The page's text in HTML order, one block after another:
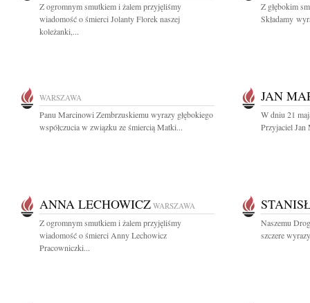
Z ogromnym smutkiem i żalem przyjęliśmy
wiadomość o śmierci Jolanty Florek naszej
koleżanki,...
Z głębokim
Składamy
WARSZAWA
Panu Marcinowi Zembrzuskiemu wyrazy głębokiego
współczucia w związku ze śmiercią Matki...
JAN
W dniu 21
Przyjaciel Jan
ANNA LECHOWICZ WARSZAWA
Z ogromnym smutkiem i żalem przyjęliśmy
wiadomość o śmierci Anny Lechowicz
Pracowniczki...
Naszemu
szczere